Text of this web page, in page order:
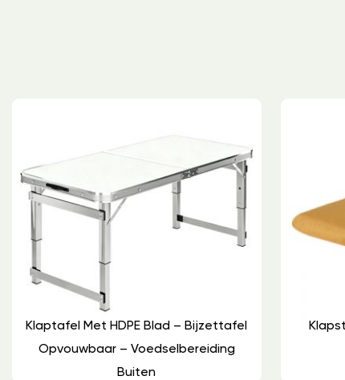
Klaptafel Met HDPE Blad – Bijzettafel
Opvouwbaar – Voedselbereiding
Buiten